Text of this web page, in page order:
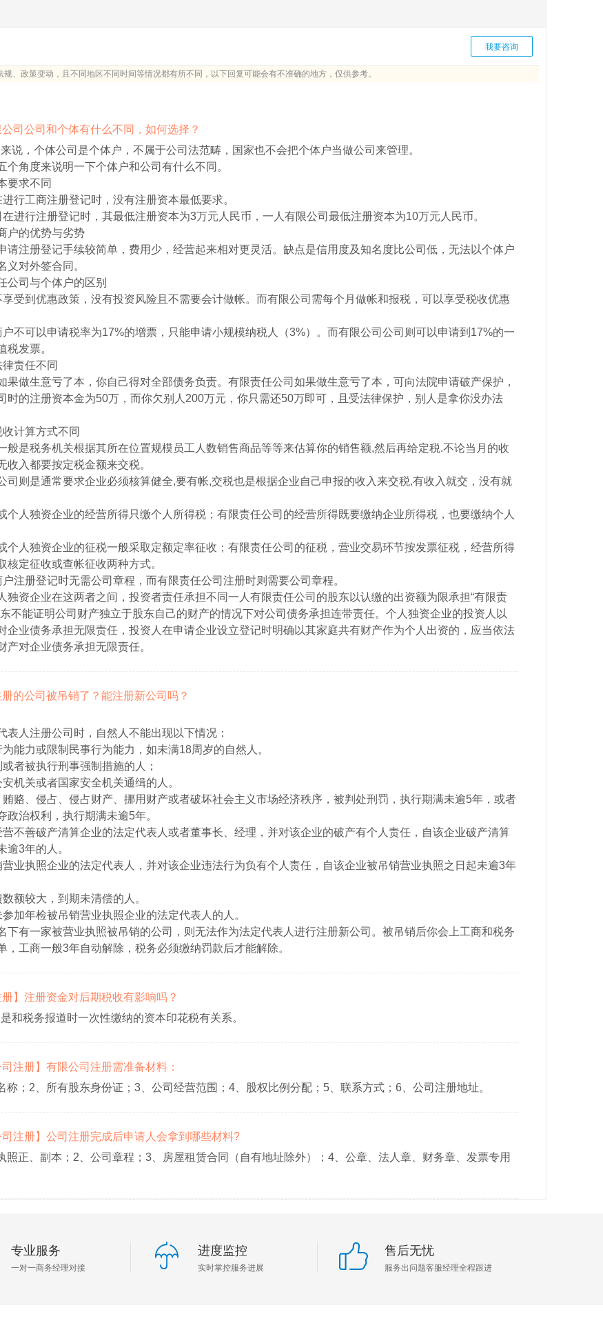
我要咨询
规、政策变动，且不同地区不同时间等情况都有所不同，以下回复可能会有不准确的地方，仅供参考。
司公司和个体有什么不同，如何选择？
说，个体公司是个体户，不属于公司法范畴，国家也不会把个体户当做公司来管理。
个角度来说明一下个体户和公司有什么不同。
要求不同
行工商注册登记时，没有注册资本最低要求。
进行注册登记时，其最低注册资本为3万元人民币，一人有限公司最低注册资本为10万元人民币。
户的优势与劣势
请注册登记手续较简单，费用少，经营起来相对更灵活。缺点是信用度及知名度比公司低，无法以个体户
义对外签合同。
公司与个体户的区别
享受到优惠政策，没有投资风险且不需要会计做帐。而有限公司需每个月做帐和报税，可以享受税收优惠
户不可以申请税率为17%的增票，只能申请小规模纳税人（3%）。而有限公司公司则可以申请到17%的一
税发票。
责任不同
果做生意亏了本，你自己得对全部债务负责。有限责任公司如果做生意亏了本，可向法院申请破产保护，
时的注册资本金为50万，而你欠别人200万元，你只需还50万即可，且受法律保护，别人是拿你没办法
计算方式不同
般是税务机关根据其所在位置规模员工人数销售商品等等来估算你的销售额,然后再给定税.不论当月的收
收入都要按定税金额来交税。
司则是通常要求企业必须核算健全,要有帐,交税也是根据企业自己申报的收入来交税,有收入就交，没有就
个人独资企业的经营所得只缴个人所得税；有限责任公司的经营所得既要缴纳企业所得税，也要缴纳个人
个人独资企业的征税一般采取定额定率征收；有限责任公司的征税，营业交易环节按发票征税，经营所得
核定征收或查帐征收两种方式。
注册登记时无需公司章程，而有限责任公司注册时则需要公司章程。
独资企业在这两者之间，投资者责任承担不同一人有限责任公司的股东以认缴的出资额为限承担“有限责
不能证明公司财产独立于股东自己的财产的情况下对公司债务承担连带责任。个人独资企业的投资人以
企业债务承担无限责任，投资人在申请企业设立登记时明确以其家庭共有财产作为个人出资的，应当依法
产对企业债务承担无限责任。
的公司被吊销了？能注册新公司吗？
表人注册公司时，自然人不能出现以下情况：
能力或限制民事行为能力，如未满18周岁的自然人。
者被执行刑事强制措施的人；
机关或者国家安全机关通缉的人。
赂、侵占、侵占财产、挪用财产或者破坏社会主义市场经济秩序，被判处刑罚，执行期满未逾5年，或者
政治权利，执行期满未逾5年。
营不善破产清算企业的法定代表人或者董事长、经理，并对该企业的破产有个人责任，自该企业破产清算
逾3年的人。
业执照企业的法定代表人，并对该企业违法行为负有个人责任，自该企业被吊销营业执照之日起未逾3年
额较大，到期未清偿的人。
加年检被吊销营业执照企业的法定代表人的人。
下有一家被营业执照被吊销的公司，则无法作为法定代表人进行注册新公司。 被吊销后你会上工商和税务
，工商一般3年自动解除，税务必须缴纳罚款后才能解除。
】注册资金对后期税收有影响吗？
和税务报道时一次性缴纳的资本印花税有关系。
注册】有限公司注册需准备材料：
称；2、所有股东身份证；3、公司经营范围；4、股权比例分配；5、联系方式；6、公司注册地址。
注册】公司注册完成后申请人会拿到哪些材料?
照正、副本；2、公司章程；3、房屋租赁合同（自有地址除外）；4、公章、法人章、财务章、发票专用
专业服务
一对一商务经理对接
进度监控
实时掌控服务进展
售后无忧
服务出问题客服经理全程跟进